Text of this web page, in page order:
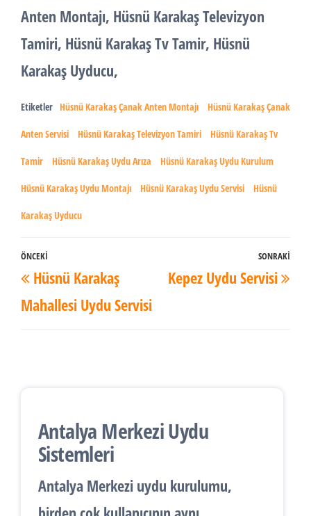
Anten Montajı, Hüsnü Karakaş Televizyon
Tamiri, Hüsnü Karakaş Tv Tamir, Hüsnü
Karakaş Uyducu,
Etiketler Hüsnü Karakaş Çanak Anten Montajı Hüsnü Karakaş Çanak
Anten Servisi Hüsnü Karakaş Televizyon Tamiri Hüsnü Karakaş Tv
Tamir Hüsnü Karakaş Uydu Arıza Hüsnü Karakaş Uydu Kurulum
Hüsnü Karakaş Uydu Montajı Hüsnü Karakaş Uydu Servisi Hüsnü
Karakaş Uyducu
Yazı
dolaşımı
Önceki
Yazı
ÖNCEKI
Hüsnü Karakaş
Mahallesi Uydu Servisi
SONRAKI
Kepez Uydu Servisi
Antalya Merkezi Uydu
Sistemleri
Antalya Merkezi uydu kurulumu,